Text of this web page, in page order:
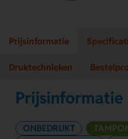
Prijsinformatie
Druktechnieken
Prijsinformatie
ONBEDRUKT